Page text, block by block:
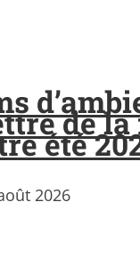
de
été
2026